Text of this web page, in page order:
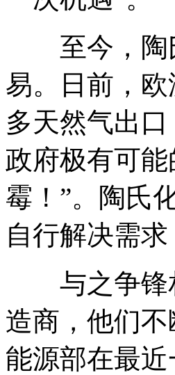
至今，陶氏
易。日前，
多天然气出
政府极有可
霉！”。陶氏
自行解决需
与之争锋相
造商，他们
能源部在最